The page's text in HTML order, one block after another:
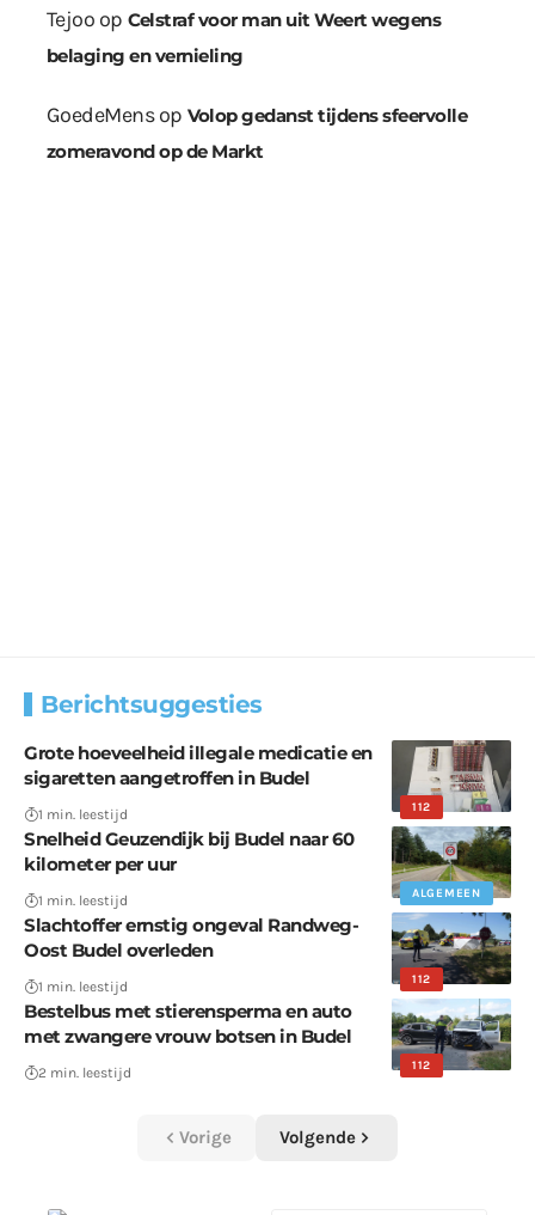
Tejoo op Celstraf voor man uit Weert wegens
belaging en vernieling
GoedeMensop Volop gedanst tijdens sfeervolle
zomeravond op de Markt
Berichtsuggesties
112
Grote hoeveelheid illegale medicatie en
sigaretten aangetroffen in Budel
1 min. leestijd
ALGEMEEN
Snelheid Geuzendijk bij Budel naar 60
kilometer per uur
1 min. leestijd
112
Slachtoffer ernstig ongeval Randweg-
Oost Budel overleden
1 min. leestijd
112
Bestelbus met stierensperma en auto
met zwangere vrouw botsen in Budel
2 min. leestijd
Vorige Volgende